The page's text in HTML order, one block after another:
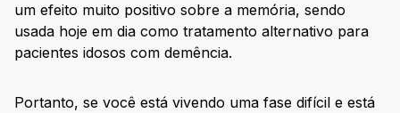
um efeito muito positivo sobre a memória, sendo
usada hoje em dia como tratamento alternativo para
pacientes idosos com demência.
Portanto, se você está vivendo uma fase difícil e está